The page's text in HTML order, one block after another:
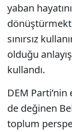
yaban
sınırsız
olduğu
kullandı.
DEM
de değinen
toplum